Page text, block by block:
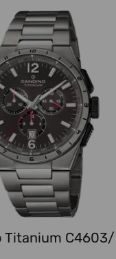
Titanium